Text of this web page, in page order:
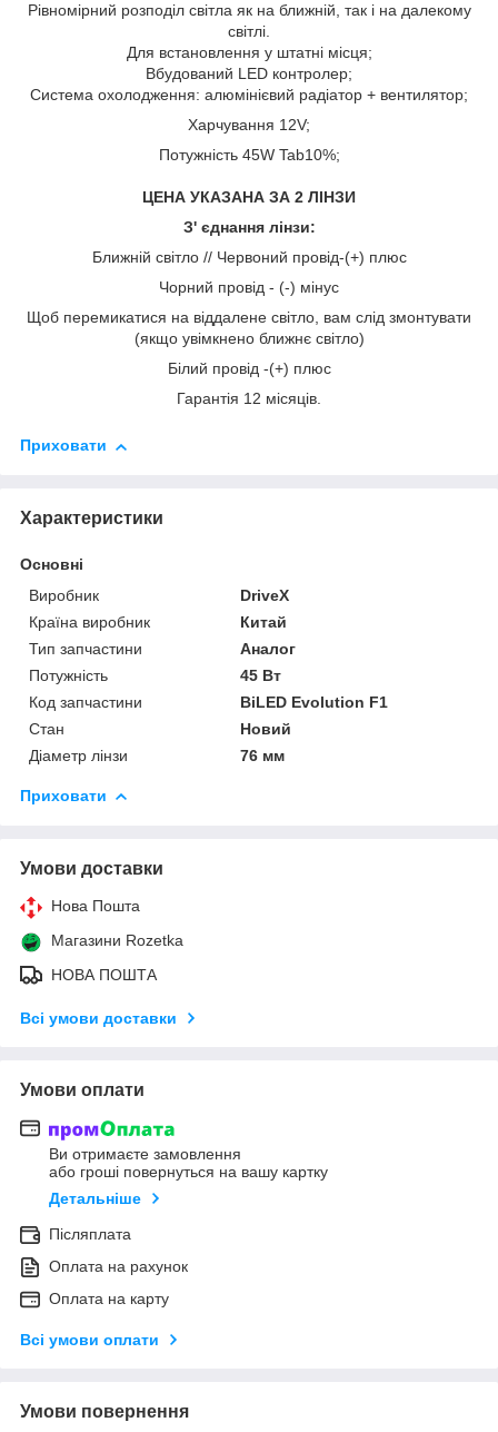
Рівномірний розподіл світла як на ближній, так і на далекому
світлі.
Для встановлення у штатні місця;
Вбудований LED контролер;
Система охолодження: алюмінієвий радіатор + вентилятор;
Харчування 12V;
Потужність 45W Tab10%;
ЦЕНА УКАЗАНА ЗА 2 ЛІНЗИ
З' єднання лінзи:
Ближній світло // Червоний провід-(+) плюс
Чорний провід - (-) мінус
Щоб перемикатися на віддалене світло, вам слід змонтувати
(якщо увімкнено ближнє світло)
Білий провід -(+) плюс
Гарантія 12 місяців.
Приховати
Характеристики
Основні
Виробник
DriveX
Країна виробник
Китай
Тип запчастини
Аналог
Потужність
45 Вт
Код запчастини
BiLED Evolution F1
Стан
Новий
Діаметр лінзи
76 мм
Приховати
Умови доставки
Нова Пошта
Магазини Rozetka
НОВА ПОШТА
Всі умови доставки
Умови оплати
Ви отримаєте замовлення
або гроші повернуться на вашу картку
Детальніше
Післяплата
Оплата на рахунок
Оплата на карту
Всі умови оплати
Умови повернення